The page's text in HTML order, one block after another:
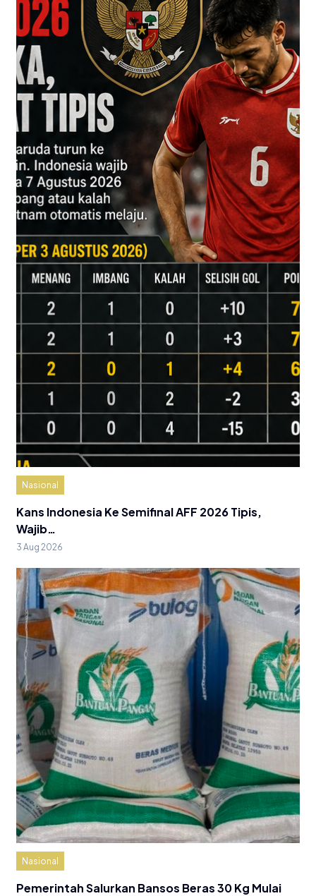
Nasional
Kans Indonesia Ke Semifinal AFF 2026 Tipis,
Wajib…
3 Aug 2026
Nasional
Pemerintah Salurkan Bansos Beras 30 Kg Mulai